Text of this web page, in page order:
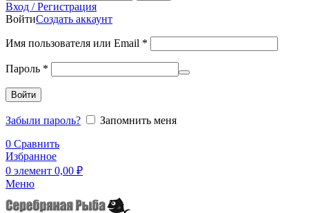
Вход / Регистрация
ВойтиСоздать аккаунт
Имя пользователя или Email *
Пароль *
Войти
Забыли пароль?
Запомнить меня
0 Сравнить
Избранное
0 элемент 0,00 ₽
Меню